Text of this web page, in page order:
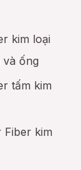
kim loại
và ống
tấm kim
Fiber kim